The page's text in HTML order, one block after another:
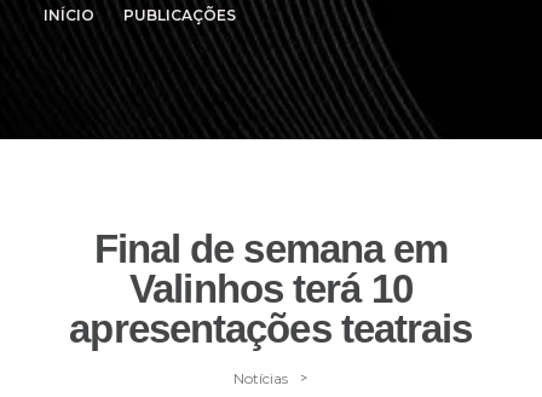
INÍCIO PUBLICAÇÕES
Final de semana em
Valinhos terá 10
apresentações teatrais
Notícias >